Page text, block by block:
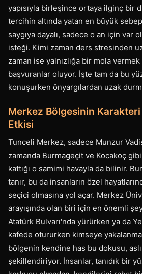
yapısıyla birleşince ortaya ilginç bir
tercihin altında yatan en büyük
saygıya dayalı, sadece o an için var
isteği. Kimi zaman ders stresinden
zaman ise yalnızlığa bir mola
başvuranlar oluyor. İşte tam da bu
konuşurken önyargılardan uzak
Merkez Bölgesinin
Etkisi
Tunceli Merkez, sadece Munzur
zamanda Burmageçit ve Kocakoç
kattığı o samimi havayla da bilinir.
tanır, bu da insanların özel
seçici olmasına yol açar. Merkez
arayışında olan biri için en önemli
Atatürk Bulvarı'nda yürürken ya da
kafede otururken kimseye
bölgenin kendine has bu dokusu,
şekillendiriyor. İnsanlar, tanıdık bir